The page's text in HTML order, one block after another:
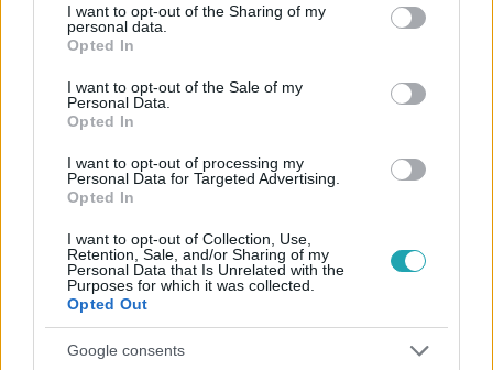
not limited to your visit or usage behaviour. You may click to
grant or deny consent to Google and its third-party tags to
use your data for below specified purposes in below Google
consent section.
I want to opt-out of the Sharing of my
personal data.
Opted In
I want to opt-out of the Sale of my
Personal Data.
Opted In
I want to opt-out of processing my
Personal Data for Targeted Advertising.
Opted In
I want to opt-out of Collection, Use,
Retention, Sale, and/or Sharing of my
Personal Data that Is Unrelated with the
Purposes for which it was collected.
Opted Out
Google consents
Külföld
2023. november 29. 17:43
Egymilliárd dollárra perlik Ronaldót, amiért
népszerűsítette a kriptobizniszt
mert hittek az Európa-bajnok portugál labdarúgónak.